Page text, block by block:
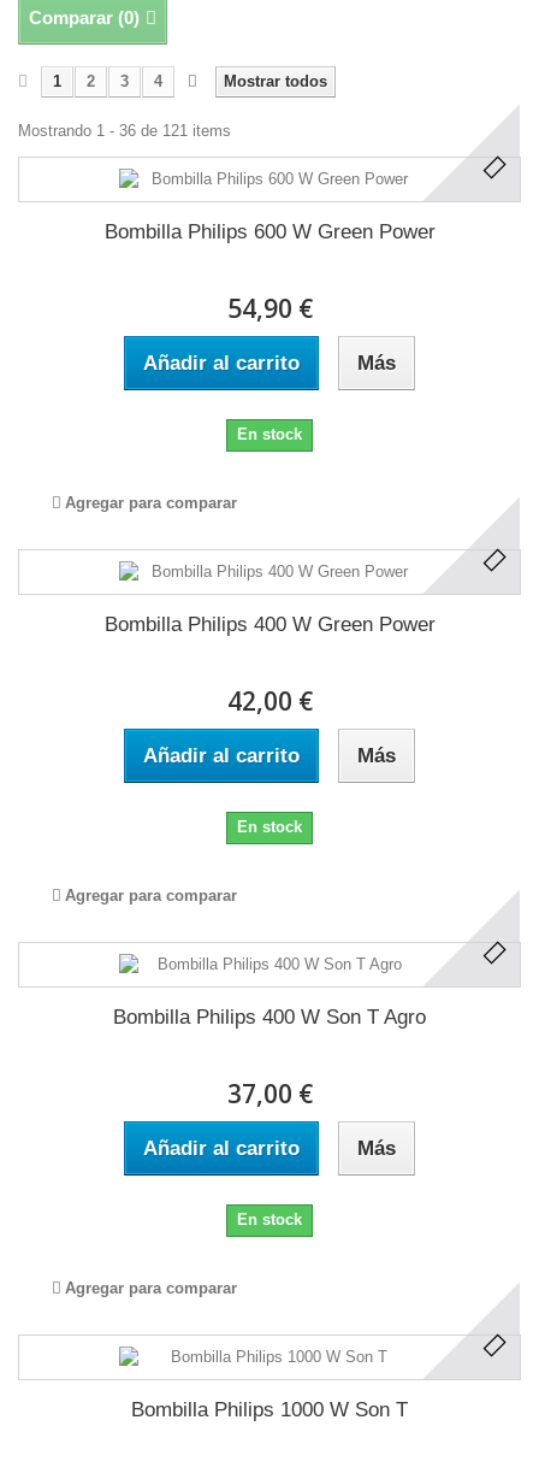
Comparar (0)
Mostrar todos
1 2 3 4
Mostrando 1 - 36 de 121 items
Bombilla Philips 600 W Green Power
54,90 €
Añadir al carrito Más
En stock
Agregar para comparar
Bombilla Philips 400 W Green Power
42,00 €
Añadir al carrito Más
En stock
Agregar para comparar
Bombilla Philips 400 W Son T Agro
37,00 €
Añadir al carrito Más
En stock
Agregar para comparar
Bombilla Philips 1000 W Son T